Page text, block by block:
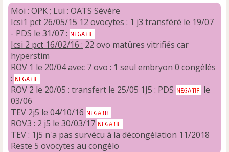
o
n
l
u
Moi : OPK ; Lui : OATS Sévère
Icsi1 pct 26/05/15 12 ovocytes : 1 j3 transféré le 19/07
- PDS le 31/07 :
Icsi 2 pct 16/02/16 : 22 ovo matûres vitrifiés car
hyperstim
ROV 1 le 20/04 avec 7 ovo : 1 seul embryon 0 congélés
:
ROV 2 le 20/05 : transfert le 25/05 1J5 : PDS
le
03/06
TEV 2j5 le 04/10/16
ROV3 : 2 j5 le 30/03/17
TEV : 1j5 n'a pas survécu à la décongélation 11/2018
Reste 5 ovocytes au congélo